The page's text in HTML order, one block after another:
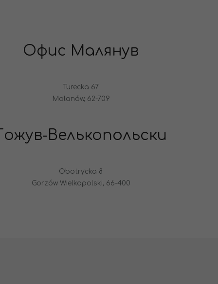
Офис Малянув
Turecka 67
Malanów, 62-709
Велькопольски
Obotrycka 8
Gorzów Wielkopolski, 66-400